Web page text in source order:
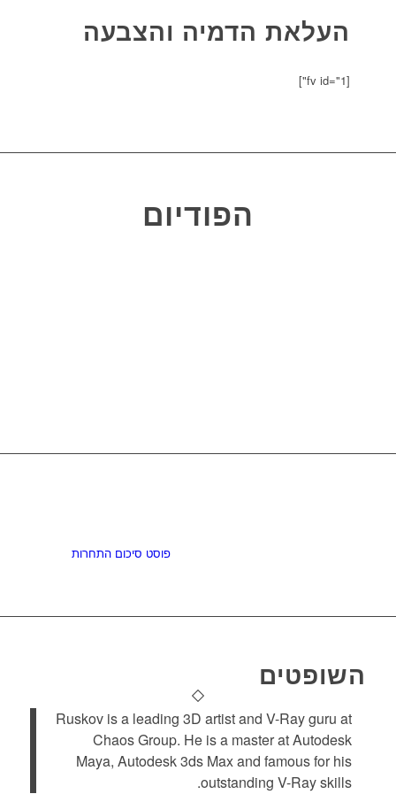
העלאת הדמיה והצבעה
[fv id="1"]
הפודיוםמקום ראשון
קראו עוד על החלטות השופטים בפוסט סיכום התחרות
השופטים
Ruskov is a leading 3D artist and V-Ray guru at
Chaos Group. He is a master at Autodesk
Maya, Autodesk 3ds Max and famous for his
outstanding V-Ray skills.